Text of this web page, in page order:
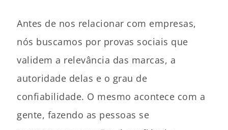
Antes de nos relacionar com empresas,
nós buscamos por provas sociais que
validem a relevância das marcas, a
autoridade delas e o grau de
confiabilidade. O mesmo acontece com a
gente, fazendo as pessoas se